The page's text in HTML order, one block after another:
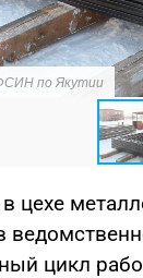
по Якутии
в цехе
цикл